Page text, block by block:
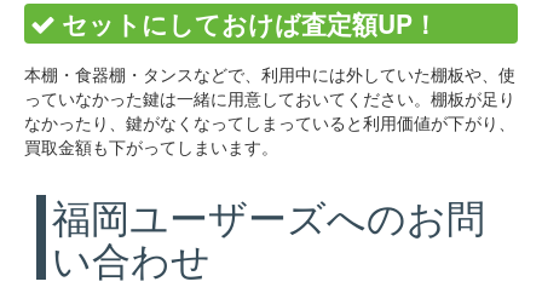
セットにしておけば査定額UP！
本棚・食器棚・タンスなどで、利用中には外していた棚板や、使
っていなかった鍵は一緒に用意しておいてください。棚板が足り
なかったり、鍵がなくなってしまっていると利用価値が下がり、
買取金額も下がってしまいます。
福岡ユーザーズへのお問
い合わせ